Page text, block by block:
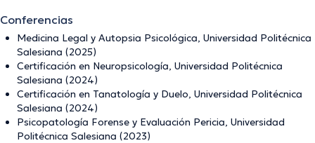
Conferencias
Medicina Legal y Autopsia Psicológica, Universidad Politécnica
Salesiana (2025)
Certificación en Neuropsicología, Universidad Politécnica
Salesiana (2024)
Certificación en Tanatología y Duelo, Universidad Politécnica
Salesiana (2024)
Psicopatología Forense y Evaluación Pericia, Universidad
Politécnica Salesiana (2023)